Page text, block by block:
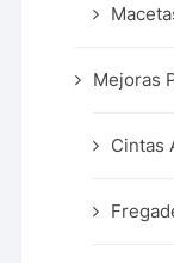
Mejoras
Cintas